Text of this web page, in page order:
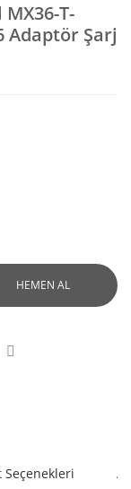
T-
Adaptör Şarj
HEMEN AL
Seçenekleri